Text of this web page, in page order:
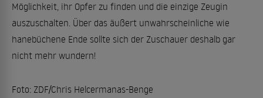
Möglichkeit, ihr Opfer zu finden und die einzige Zeugin
auszuschalten. Über das äußert unwahrscheinliche wie
hanebüchene Ende sollte sich der Zuschauer deshalb gar
nicht mehr wundern!
Foto: ZDF/Chris Helcermanas-Benge